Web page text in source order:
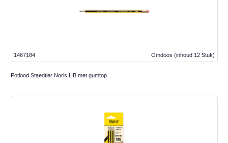
Omdoos (inhoud 12 Stuk)
1467184
Potlood Staedtler Noris HB met gumtop